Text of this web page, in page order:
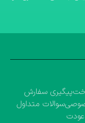
پیگیری سفارش
سوالات متداول